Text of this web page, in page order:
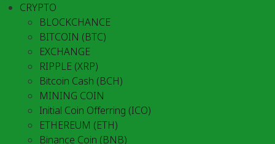
CRYPTO
BLOCKCHANCE
BITCOIN (BTC)
EXCHANGE
RIPPLE (XRP)
Bitcoin Cash (BCH)
MINING COIN
Initial Coin Offerring (ICO)
ETHEREUM (ETH)
Binance Coin (BNB)